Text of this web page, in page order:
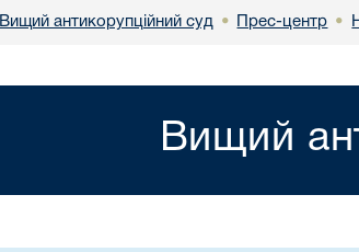
Вищий антикорупційний суд • Прес-центр •
Вищий